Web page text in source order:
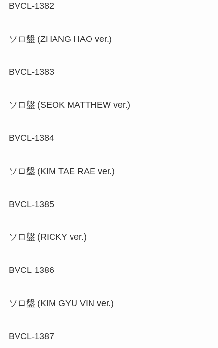
BVCL-1382
ソロ盤 (ZHANG HAO ver.)
BVCL-1383
ソロ盤 (SEOK MATTHEW ver.)
BVCL-1384
ソロ盤 (KIM TAE RAE ver.)
BVCL-1385
ソロ盤 (RICKY ver.)
BVCL-1386
ソロ盤 (KIM GYU VIN ver.)
BVCL-1387